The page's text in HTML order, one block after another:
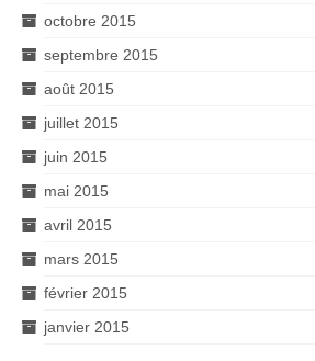
octobre 2015
septembre 2015
août 2015
juillet 2015
juin 2015
mai 2015
avril 2015
mars 2015
février 2015
janvier 2015